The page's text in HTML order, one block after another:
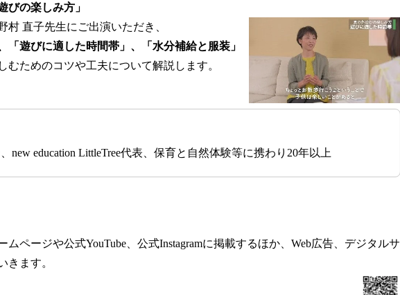
びの楽しみ方」
直子先生にご出演いただき、
「遊びに適した時間帯」、「水分補給と服装」
むためのコツや工夫について解説します。
new education LittleTree代表、保育と自然体験等に携わり20年以上
ページや公式YouTube、公式Instagramに掲載するほか、Web広告、デジタルサ
きます。